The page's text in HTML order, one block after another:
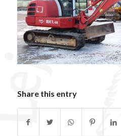
Share this entry